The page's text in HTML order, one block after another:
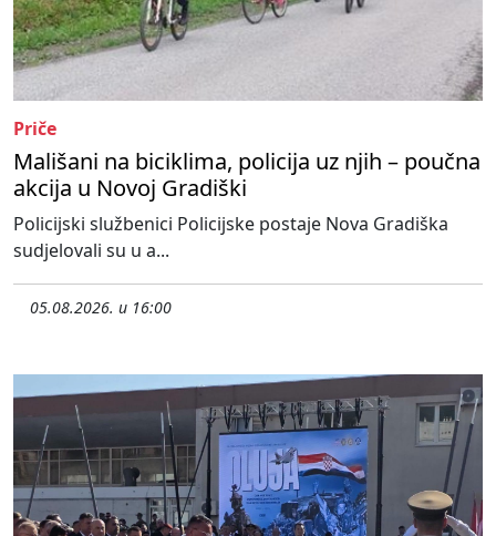
Priče
Mališani na biciklima, policija uz njih – poučna
akcija u Novoj Gradiški
Policijski službenici Policijske postaje Nova Gradiška
sudjelovali su u a...
05.08.2026. u 16:00